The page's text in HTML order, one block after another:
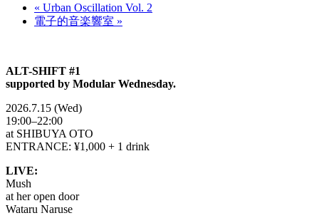
« Urban Oscillation Vol. 2
電子的音楽響室 »
ALT-SHIFT #1
supported by Modular Wednesday.
2026.7.15 (Wed)
19:00–22:00
at SHIBUYA OTO
ENTRANCE: ¥1,000 + 1 drink
LIVE:
Mush
at her open door
Wataru Naruse